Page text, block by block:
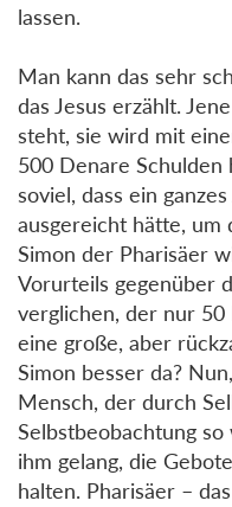
lassen.
Man kann das sehr
das Jesus erzählt.
steht, sie wird mit
500 Denare Schulden
soviel, dass ein
ausgereicht hätte, um
Simon der Pharisäer
Vorurteils gegenüber
verglichen, der nur 50
eine große, aber
Simon besser da?
Mensch, der durch
Selbstbeobachtung
ihm gelang, die
halten. Pharisäer –